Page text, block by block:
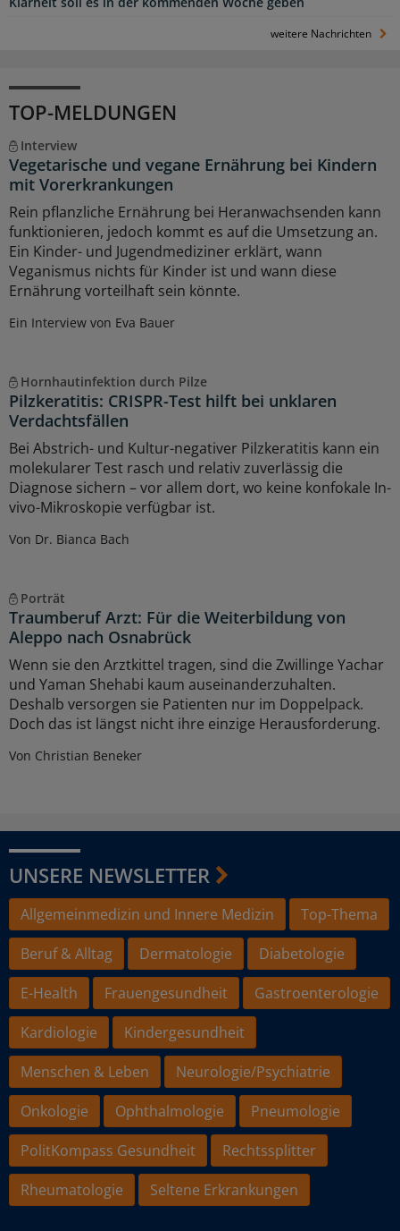
weitere Nachrichten
TOP-MELDUNGEN
Interview
Vegetarische und vegane Ernährung bei Kindern
mit Vorerkrankungen
Rein pflanzliche Ernährung bei Heranwachsenden kann
funktionieren, jedoch kommt es auf die Umsetzung an.
Ein Kinder- und Jugendmediziner erklärt, wann
Veganismus nichts für Kinder ist und wann diese
Ernährung vorteilhaft sein könnte.
Ein Interview von Eva Bauer
Hornhautinfektion durch Pilze
Pilzkeratitis: CRISPR-Test hilft bei unklaren
Verdachtsfällen
Bei Abstrich- und Kultur-negativer Pilzkeratitis kann ein
molekularer Test rasch und relativ zuverlässig die
Diagnose sichern – vor allem dort, wo keine konfokale In-
vivo-Mikroskopie verfügbar ist.
Von Dr. Bianca Bach
Porträt
Traumberuf Arzt: Für die Weiterbildung von
Aleppo nach Osnabrück
Wenn sie den Arztkittel tragen, sind die Zwillinge Yachar
und Yaman Shehabi kaum auseinanderzuhalten.
Deshalb versorgen sie Patienten nur im Doppelpack.
Doch das ist längst nicht ihre einzige Herausforderung.
Von Christian Beneker
UNSERE NEWSLETTER
Allgemeinmedizin und Innere Medizin
Top-Thema
Beruf & Alltag
Dermatologie
Diabetologie
E-Health
Frauengesundheit
Gastroenterologie
Kardiologie
Kindergesundheit
Menschen & Leben
Neurologie/Psychiatrie
Onkologie
Ophthalmologie
Pneumologie
PolitKompass Gesundheit
Rechtssplitter
Rheumatologie
Seltene Erkrankungen